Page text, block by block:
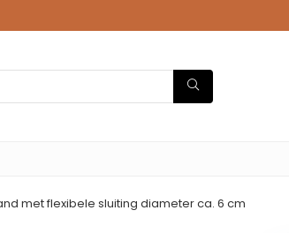
met flexibele sluiting diameter ca. 6 cm